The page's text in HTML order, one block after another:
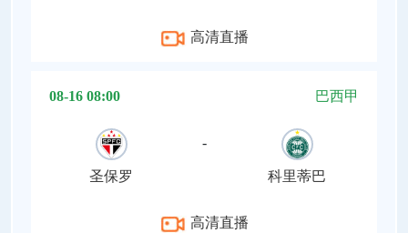
高清直播
08-16 08:00 巴西甲
圣保罗
-
科里蒂巴
高清直播